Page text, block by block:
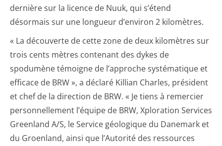
dernière sur la licence de Nuuk, qui s’étend
désormais sur une longueur d’environ 2 kilomètres.
« La découverte de cette zone de deux kilomètres sur
trois cents mètres contenant des dykes de
spodumène témoigne de l’approche systématique et
efficace de BRW », a déclaré Killian Charles, président
et chef de la direction de BRW. « Je tiens à remercier
personnellement l’équipe de BRW, Xploration Services
Greenland A/S, le Service géologique du Danemark et
du Groenland, ainsi que l’Autorité des ressources